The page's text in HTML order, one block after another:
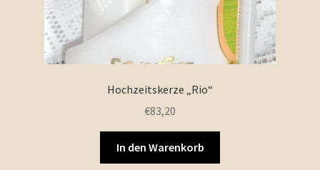
Hochzeitskerze „Rio“
€83,20
In den Warenkorb